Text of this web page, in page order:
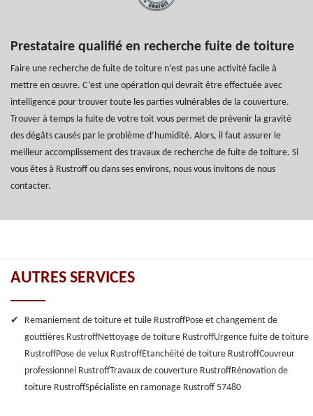
Prestataire qualifié en recherche fuite de toiture
Faire une recherche de fuite de toiture n’est pas une activité facile à
mettre en œuvre. C’est une opération qui devrait être effectuée avec
intelligence pour trouver toute les parties vulnérables de la couverture.
Trouver à temps la fuite de votre toit vous permet de prévenir la gravité
des dégâts causés par le problème d’humidité. Alors, il faut assurer le
meilleur accomplissement des travaux de recherche de fuite de toiture. Si
vous êtes à Rustroff ou dans ses environs, nous vous invitons de nous
contacter.
AUTRES SERVICES
Remaniement de toiture et tuile RustroffPose et changement de
gouttières RustroffNettoyage de toiture RustroffUrgence fuite de toiture
RustroffPose de velux RustroffEtanchéité de toiture RustroffCouvreur
professionnel RustroffTravaux de couverture RustroffRénovation de
toiture RustroffSpécialiste en ramonage Rustroff 57480